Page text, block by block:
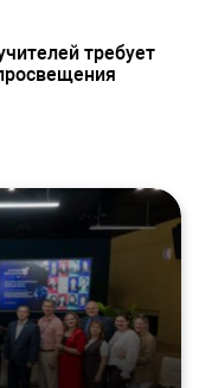
требует